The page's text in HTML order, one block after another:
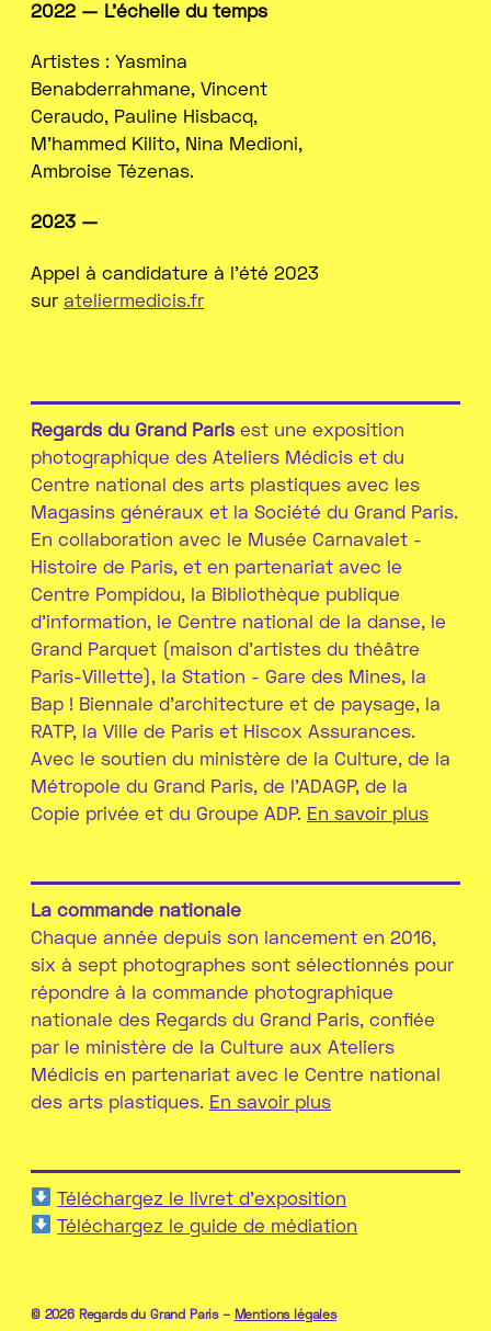
2022 — L’échelle du temps
Artistes : Yasmina
Benabderrahmane, Vincent
Ceraudo, Pauline Hisbacq,
M’hammed Kilito, Nina Medioni,
Ambroise Tézenas.
2023 —
Appel à candidature à l’été 2023
sur ateliermedicis.fr
Regards du Grand Paris est une exposition
photographique des Ateliers Médicis et du
Centre national des arts plastiques avec les
Magasins généraux et la Société du Grand Paris.
En collaboration avec le Musée Carnavalet -
Histoire de Paris, et en partenariat avec le
Centre Pompidou, la Bibliothèque publique
d’information, le Centre national de la danse, le
Grand Parquet (maison d’artistes du théâtre
Paris-Villette), la Station - Gare des Mines, la
Bap ! Biennale d’architecture et de paysage, la
RATP, la Ville de Paris et Hiscox Assurances.
Avec le soutien du ministère de la Culture, de la
Métropole du Grand Paris, de l’ADAGP, de la
Copie privée et du Groupe ADP. En savoir plus
La commande nationale
Chaque année depuis son lancement en 2016,
six à sept photographes sont sélectionnés pour
répondre à la commande photographique
nationale des Regards du Grand Paris, confiée
par le ministère de la Culture aux Ateliers
Médicis en partenariat avec le Centre national
des arts plastiques. En savoir plus
Téléchargez le livret d'exposition
Téléchargez le guide de médiation
© 2026 Regards du Grand Paris – Mentions légales